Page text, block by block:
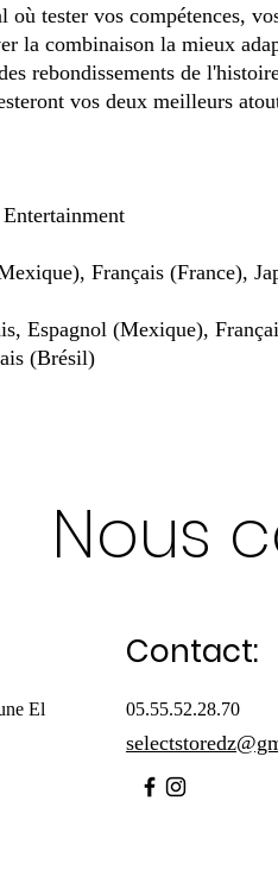
où tester vos compétences,
la combinaison la mieux
rebondissements de
vos deux meilleurs
Français (France),
Espagnol (Mexique),
(Brésil)
Nous
El
Contact:
05.55.52.28.70